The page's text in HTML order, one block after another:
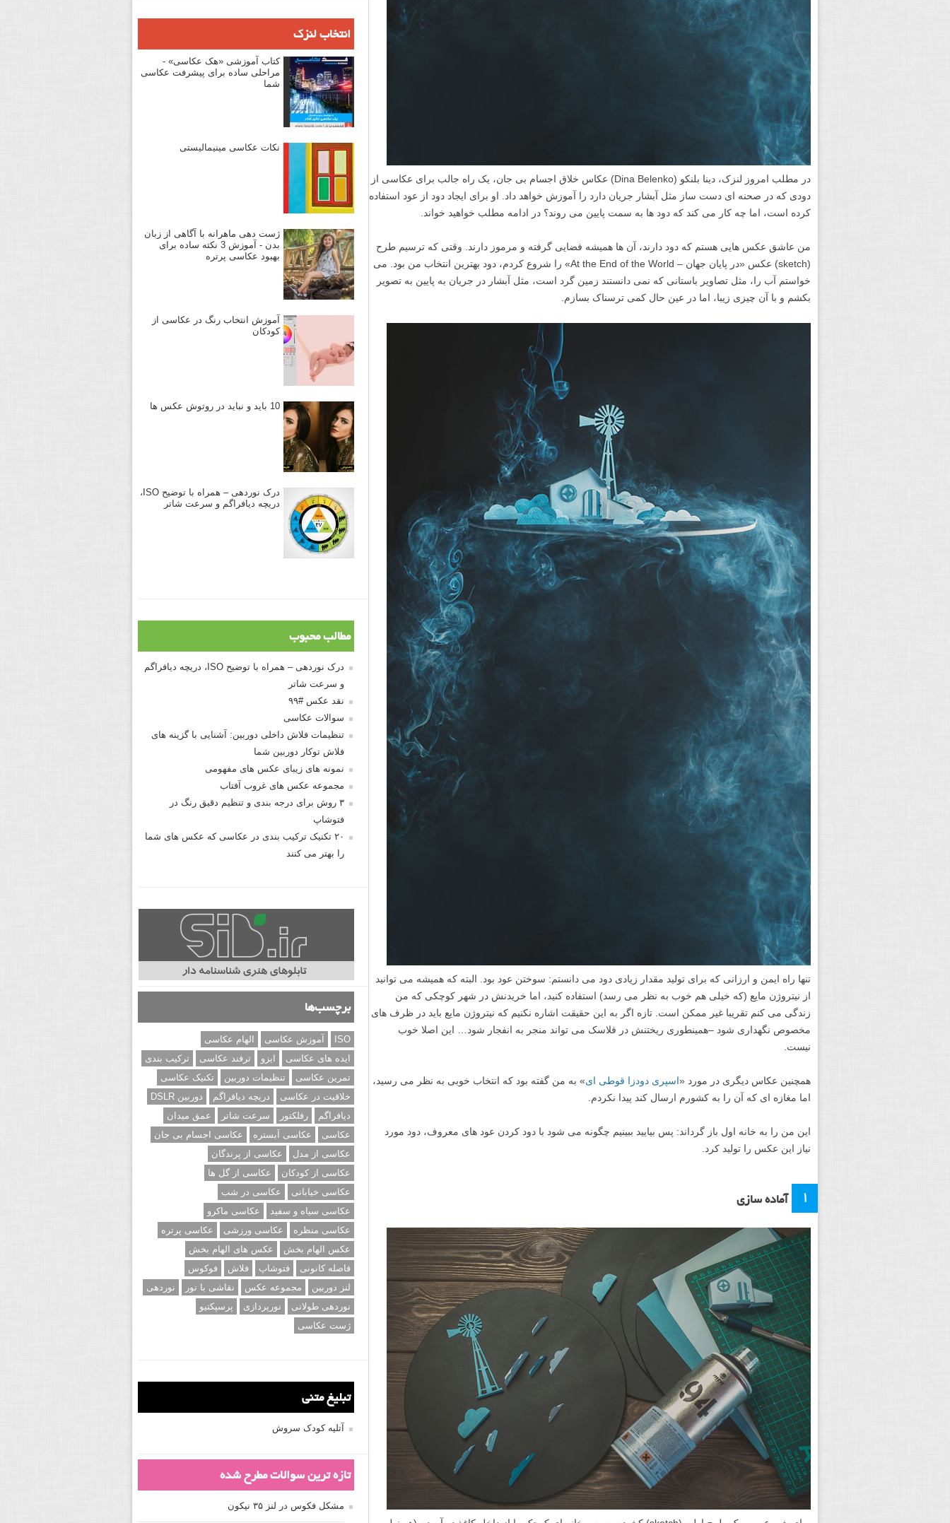
در مطلب امروز لنزک، دینا بلنکو (Dina Belenko) عکاس خلاق اجسام بی جان، یک راه جالب برای عکاسی از
دودی که در صحنه ای دست ساز مثل آبشار جریان دارد را آموزش خواهد داد. او برای ایجاد دود از عود استفاده
کرده است، اما چه کار می کند که دود ها به سمت پایین می روند؟ در ادامه مطلب خواهید خواند.
من عاشق عکس هایی هستم که دود دارند، آن ها همیشه فضایی گرفته و مرموز دارند. وقتی که ترسیم طرح
(sketch) عکس «در پایان جهان – At the End of the World» را شروع کردم، دود بهترین انتخاب من بود. می
خواستم آب را، مثل تصاویر باستانی که نمی دانستند زمین گرد است، مثل آبشار در جریان به پایین به تصویر
بکشم و با آن چیزی زیبا، اما در عین حال کمی ترسناک بسازم.
تنها راه ایمن و ارزانی که برای تولید مقدار زیادی دود می دانستم: سوختن عود بود. البته که همیشه می توانید
از نیتروژن مایع (که خیلی هم خوب به نظر می رسد) استفاده کنید، اما خریدنش در شهر کوچکی که من
زندگی می کنم تقریبا غیر ممکن است. تازه اگر به این حقیقت اشاره نکنیم که نیتروژن مایع باید در ظرف های
مخصوص نگهداری شود –همینطوری ریختنش در فلاسک می تواند منجر به انفجار شود… این اصلا خوب
نیست.
همچنین عکاس دیگری در مورد «اسپری دودزا قوطی ای» به من گفته بود که انتخاب خوبی به نظر می رسید،
اما مغازه ای که آن را به کشورم ارسال کند پیدا نکردم.
این من را به خانه اول باز گرداند: پس بیایید ببینیم چگونه می شود با دود کردن عود های معروف، دود مورد
نیاز این عکس را تولید کرد.
۱ آماده سازی
انتخاب لنزک
کتاب آموزشی «هک عکاسی» -
مراحلی ساده برای پیشرفت عکاسی
شما
نکات عکاسی مینیمالیستی
ژست دهی ماهرانه با آگاهی از زبان
بدن - آموزش 3 نکته ساده برای
بهبود عکاسی پرتره
آموزش انتخاب رنگ در عکاسی از
کودکان
10 باید و نباید در روتوش عکس ها
درک نوردهی – همراه با توضیح ISO،
دریچه دیافراگم و سرعت شاتر
مطالب محبوب
درک نوردهی – همراه با توضیح ISO، دریچه دیافراگم
و سرعت شاتر
نقد عکس #۹۹
سوالات عکاسی
تنظیمات فلاش داخلی دوربین: آشنایی با گزینه های
فلاش توکار دوربین شما
نمونه های زیبای عکس های مفهومی
مجموعه عکس های غروب آفتاب
۳ روش برای درجه بندی و تنظیم دقیق رنگ در
فتوشاپ
۲۰ تکنیک ترکیب بندی در عکاسی که عکس های شما
را بهتر می کنند
برچسب‌ها
ISO آموزش عکاسی
الهام عکاسی
ایده های عکاسی
ایزو ترفند عکاسی
ترکیب بندی
تمرین عکاسی
تنظیمات دوربین
تکنیک عکاسی
خلاقیت در عکاسی
دریچه دیافراگم
دوربین DSLR
دیافراگم
رفلکتور سرعت شاتر
عمق میدان
عکاسی
عکاسی آبستره
عکاسی اجسام بی جان
عکاسی از مدل
عکاسی از پرندگان
عکاسی از کودکان
عکاسی از گل ها
عکاسی خیابانی
عکاسی در شب
عکاسی سیاه و سفید
عکاسی ماکرو
عکاسی منظره
عکاسی ورزشی
عکاسی پرتره
عکس الهام بخش
عکس های الهام بخش
فاصله کانونی
فتوشاپ فلاش
فوکوس
لنز دوربین
مجموعه عکس نقاشی با نور
نوردهی
نوردهی طولانی
نورپردازی
پرسپکتیو
ژست عکاسی
تبلیغ متنی
آتلیه کودک سروش
تازه ترین سوالات مطرح شده
مشکل فکوس در لنز ۳۵ نیکون